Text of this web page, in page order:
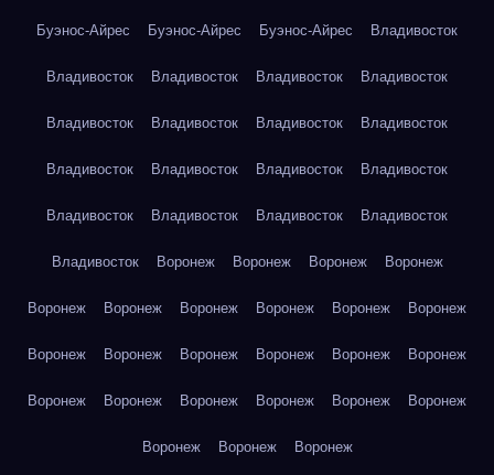
Буэнос-Айрес Буэнос-Айрес Буэнос-Айрес Владивосток
Владивосток Владивосток Владивосток Владивосток
Владивосток Владивосток Владивосток Владивосток
Владивосток Владивосток Владивосток Владивосток
Владивосток Владивосток Владивосток Владивосток
Владивосток Воронеж Воронеж Воронеж Воронеж
Воронеж Воронеж Воронеж Воронеж Воронеж Воронеж
Воронеж Воронеж Воронеж Воронеж Воронеж Воронеж
Воронеж Воронеж Воронеж Воронеж Воронеж Воронеж
Воронеж Воронеж Воронеж